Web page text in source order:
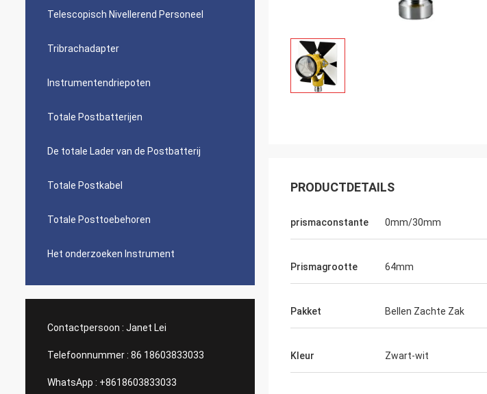
Telescopisch Nivellerend Personeel
Tribrachadapter
Instrumentendriepoten
Totale Postbatterijen
De totale Lader van de Postbatterij
Totale Postkabel
Totale Posttoebehoren
Het onderzoeken Instrument
Contactpersoon : Janet Lei
Telefoonnummer : 86 18603833033
WhatsApp : +8618603833033
PRODUCTDETAILS
prismaconstante 0mm/30mm
Prismagrootte 64mm
Pakket Bellen Zachte Zak
Kleur Zwart-wit